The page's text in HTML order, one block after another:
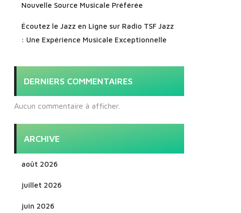
Nouvelle Source Musicale Préférée
Écoutez le Jazz en Ligne sur Radio TSF Jazz
: Une Expérience Musicale Exceptionnelle
DERNIERS COMMENTAIRES
Aucun commentaire à afficher.
ARCHIVE
août 2026
juillet 2026
juin 2026